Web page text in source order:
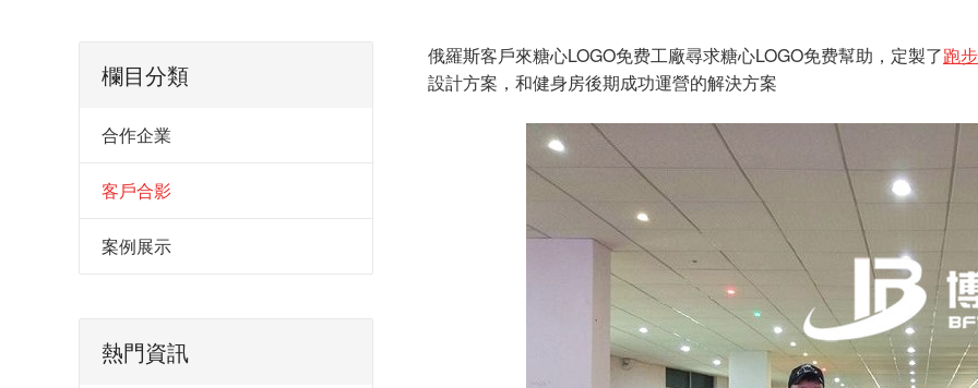
俄羅斯客戶來糖心LOGO免费工廠尋求糖心LOGO免费幫助，定製了跑
設計方案，和健身房後期成功運營的解決方案
欄目分類
合作企業
客戶合影
案例展示
熱門資訊